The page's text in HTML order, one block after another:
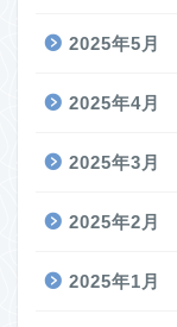
2025年5月
2025年4月
2025年3月
2025年2月
2025年1月